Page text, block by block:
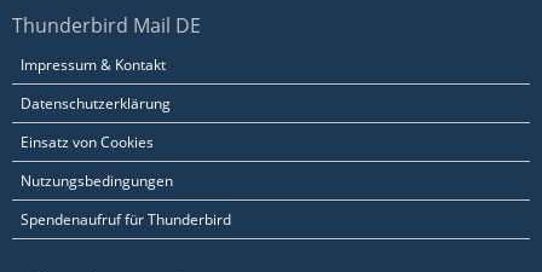
Thunderbird Mail DE
Impressum & Kontakt
Datenschutzerklärung
Einsatz von Cookies
Nutzungsbedingungen
Spendenaufruf für Thunderbird